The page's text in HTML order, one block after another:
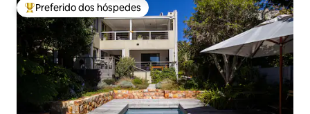
Entre os melhores preferidos dos hóspedes
Preferido dos hóspedes